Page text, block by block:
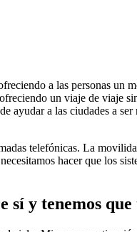
a las personas un
un viaje de viaje
a las ciudades a ser
telefónicas. La
hacer que los
sí y tenemos